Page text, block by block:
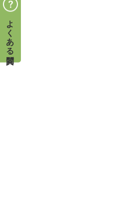
よくある質問